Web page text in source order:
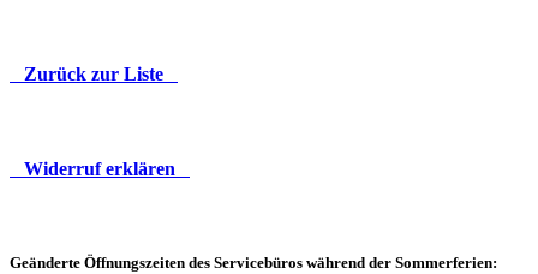
Zurück zur Liste
Widerruf erklären
Geänderte Öffnungszeiten des Servicebüros während der Sommerferien: